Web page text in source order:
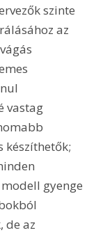
szinte
az
vastag
készíthetők;
gyenge
de az